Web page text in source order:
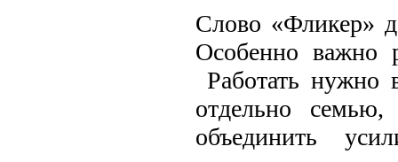
Слово «Фликер»
Особенно важно
Работать нужно
отдельно
объединить